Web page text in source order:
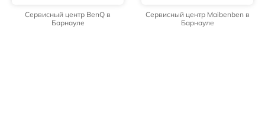
Сервисный центр BenQ в
Барнауле
Сервисный центр Maibenben в
Барнауле